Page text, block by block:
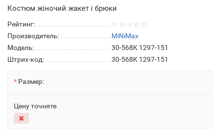
Костюм жіночий жакет і брюки
Рейтинг:
Производитель:
MiNiMax
Модель:
30-568K 1297-151
Штрих-код:
30-568K 1297-151
Размер:
Цену точняте